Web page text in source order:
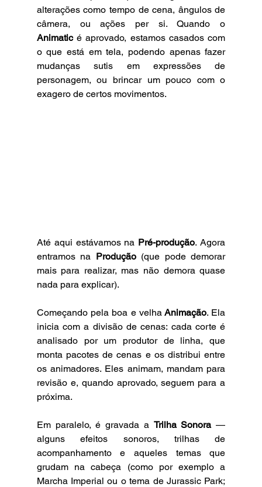
alterações como tempo de cena, ângulos de
Animatic é aprovado, estamos casados com
o que está em tela, podendo apenas fazer
mudanças sutis em expressões de
personagem, ou brincar um pouco com o
exagero de certos movimentos.
Até aqui estávamos na Pré-produção. Agora
entramos na Produção (que pode demorar
mais para realizar, mas não demora quase
nada para explicar).
Começando pela boa e velha Animação. Ela
inicia com a divisão de cenas: cada corte é
analisado por um produtor de linha, que
monta pacotes de cenas e os distribui entre
os animadores. Eles animam, mandam para
revisão e, quando aprovado, seguem para a
próxima.
Em paralelo, é gravada a Trilha Sonora —
alguns efeitos sonoros, trilhas de
acompanhamento e aqueles temas que
grudam na cabeça (como por exemplo a
Marcha Imperial ou o tema de Jurassic Park;